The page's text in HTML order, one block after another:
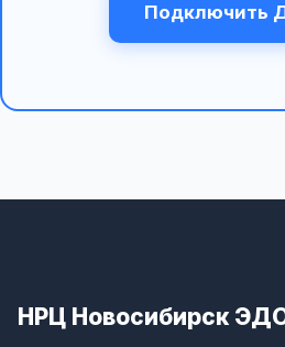
Подключить
НРЦ Новосибирск